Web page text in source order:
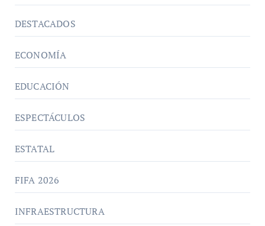
DESTACADOS
ECONOMÍA
EDUCACIÓN
ESPECTÁCULOS
ESTATAL
FIFA 2026
INFRAESTRUCTURA